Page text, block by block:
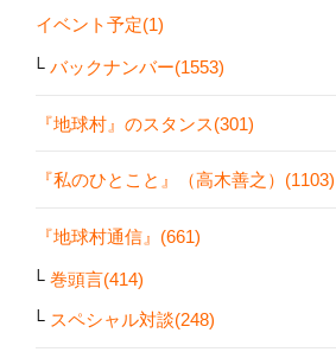
イベント予定(1)
バックナンバー(1553)
『地球村』のスタンス(301)
『私のひとこと』（高木善之）(1103)
『地球村通信』(661)
巻頭言(414)
スペシャル対談(248)